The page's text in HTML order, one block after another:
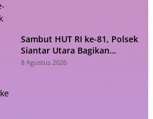
Sambut HUT RI ke-81, Polsek
Siantar Utara Bagikan
Sembako dan Bendera ke
8 Agustus 2026